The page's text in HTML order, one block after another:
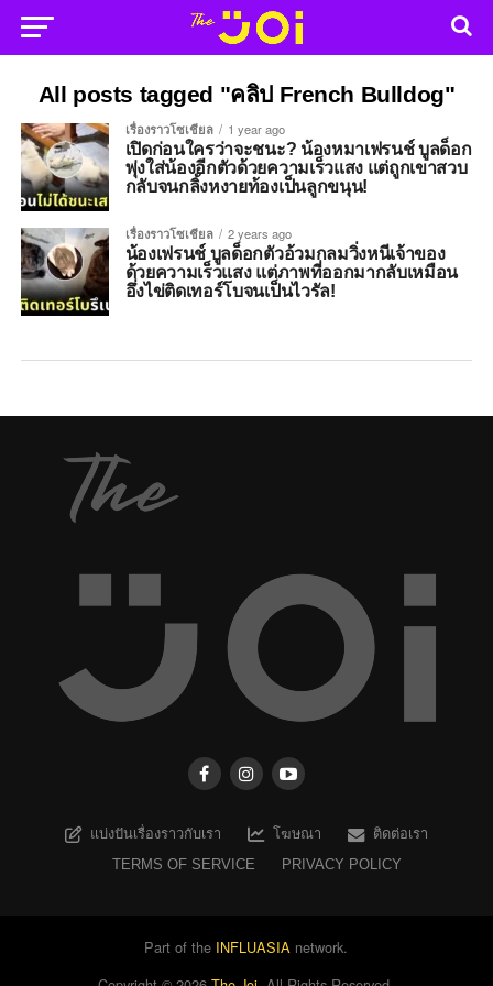
All posts tagged "คลิป French Bulldog"
เรื่องราวโซเชียล 1 year ago
เปิดก่อนใครว่าจะชนะ? น้องหมาเฟรนช์ บูลด็อก
พุ่งใส่น้องอีกตัวด้วยความเร็วแสง แต่ถูกเขาสวบ
กลับจนกลิ้งหงายท้องเป็นลูกขนุน!
เรื่องราวโซเชียล 2 years ago
น้องเฟรนช์ บูลด็อกตัวอ้วมกลมวิ่งหนีเจ้าของ
ด้วยความเร็วแสง แต่ภาพที่ออกมากลับเหมือน
อึ่งไข่ติดเทอร์โบจนเป็นไวรัล!
แบ่งปันเรื่องราวกับเรา โฆษณา
ติดต่อเรา
TERMS OF SERVICE
PRIVACY POLICY
Part of the INFLUASIA network.